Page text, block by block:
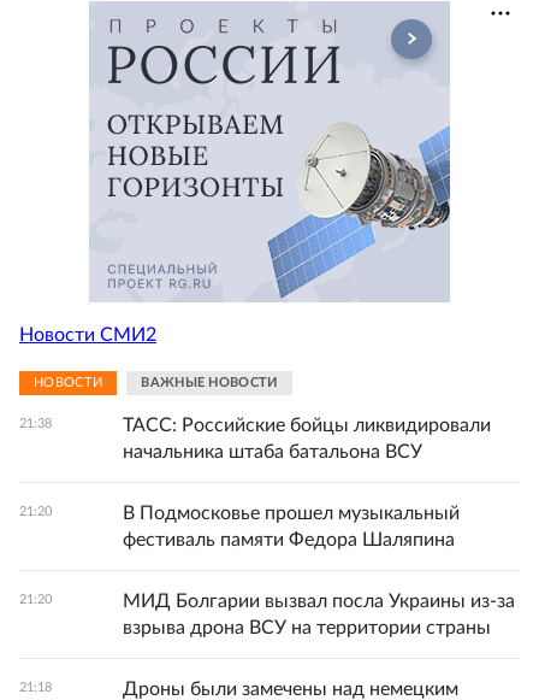
Новости СМИ2
НОВОСТИ ВАЖНЫЕ НОВОСТИ
21:38
ТАСС: Российские бойцы ликвидировали
начальника штаба батальона ВСУ
21:20
В Подмосковье прошел музыкальный
фестиваль памяти Федора Шаляпина
21:20
МИД Болгарии вызвал посла Украины из-за
взрыва дрона ВСУ на территории страны
21:18
Дроны были замечены над немецким